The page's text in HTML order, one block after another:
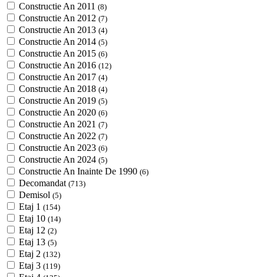
Constructie An 2011 (8)
Constructie An 2012 (7)
Constructie An 2013 (4)
Constructie An 2014 (5)
Constructie An 2015 (6)
Constructie An 2016 (12)
Constructie An 2017 (4)
Constructie An 2018 (4)
Constructie An 2019 (5)
Constructie An 2020 (6)
Constructie An 2021 (7)
Constructie An 2022 (7)
Constructie An 2023 (6)
Constructie An 2024 (5)
Constructie An Inainte De 1990 (6)
Decomandat (713)
Demisol (5)
Etaj 1 (154)
Etaj 10 (14)
Etaj 12 (2)
Etaj 13 (5)
Etaj 2 (132)
Etaj 3 (119)